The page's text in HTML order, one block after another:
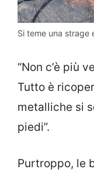
Si teme una strage
“Non c’è più
Tutto è
metalliche si
piedi”.
Purtroppo, le